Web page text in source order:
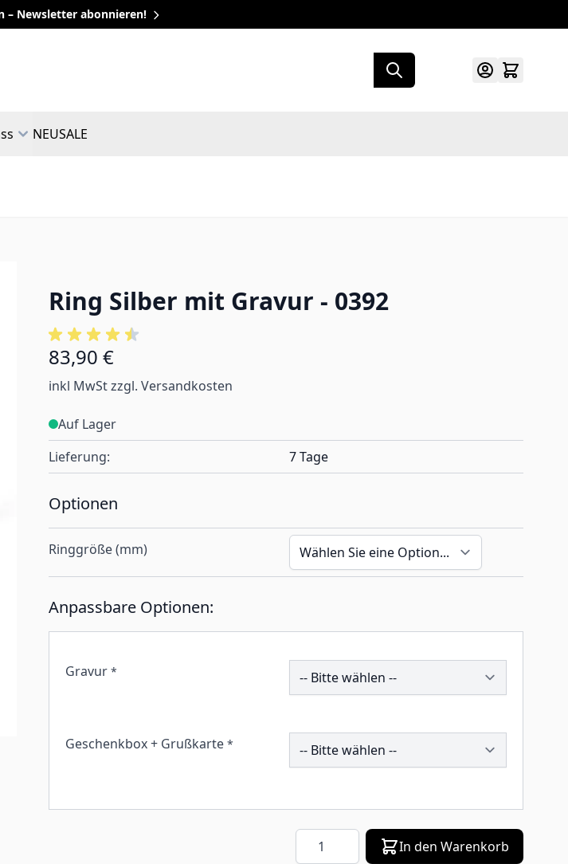
– Newsletter abonnieren!
NEUSALE
Ring Silber mit Gravur - 0392
Ab:
83,90 €
inkl MwSt zzgl. Versandkosten
Auf Lager
Lieferung:
7 Tage
Optionen
Ringgröße (mm)
Anpassbare Optionen:
Gravur * 193838
Geschenkbox + Grußkarte * 257671
Menge In den Warenkorb